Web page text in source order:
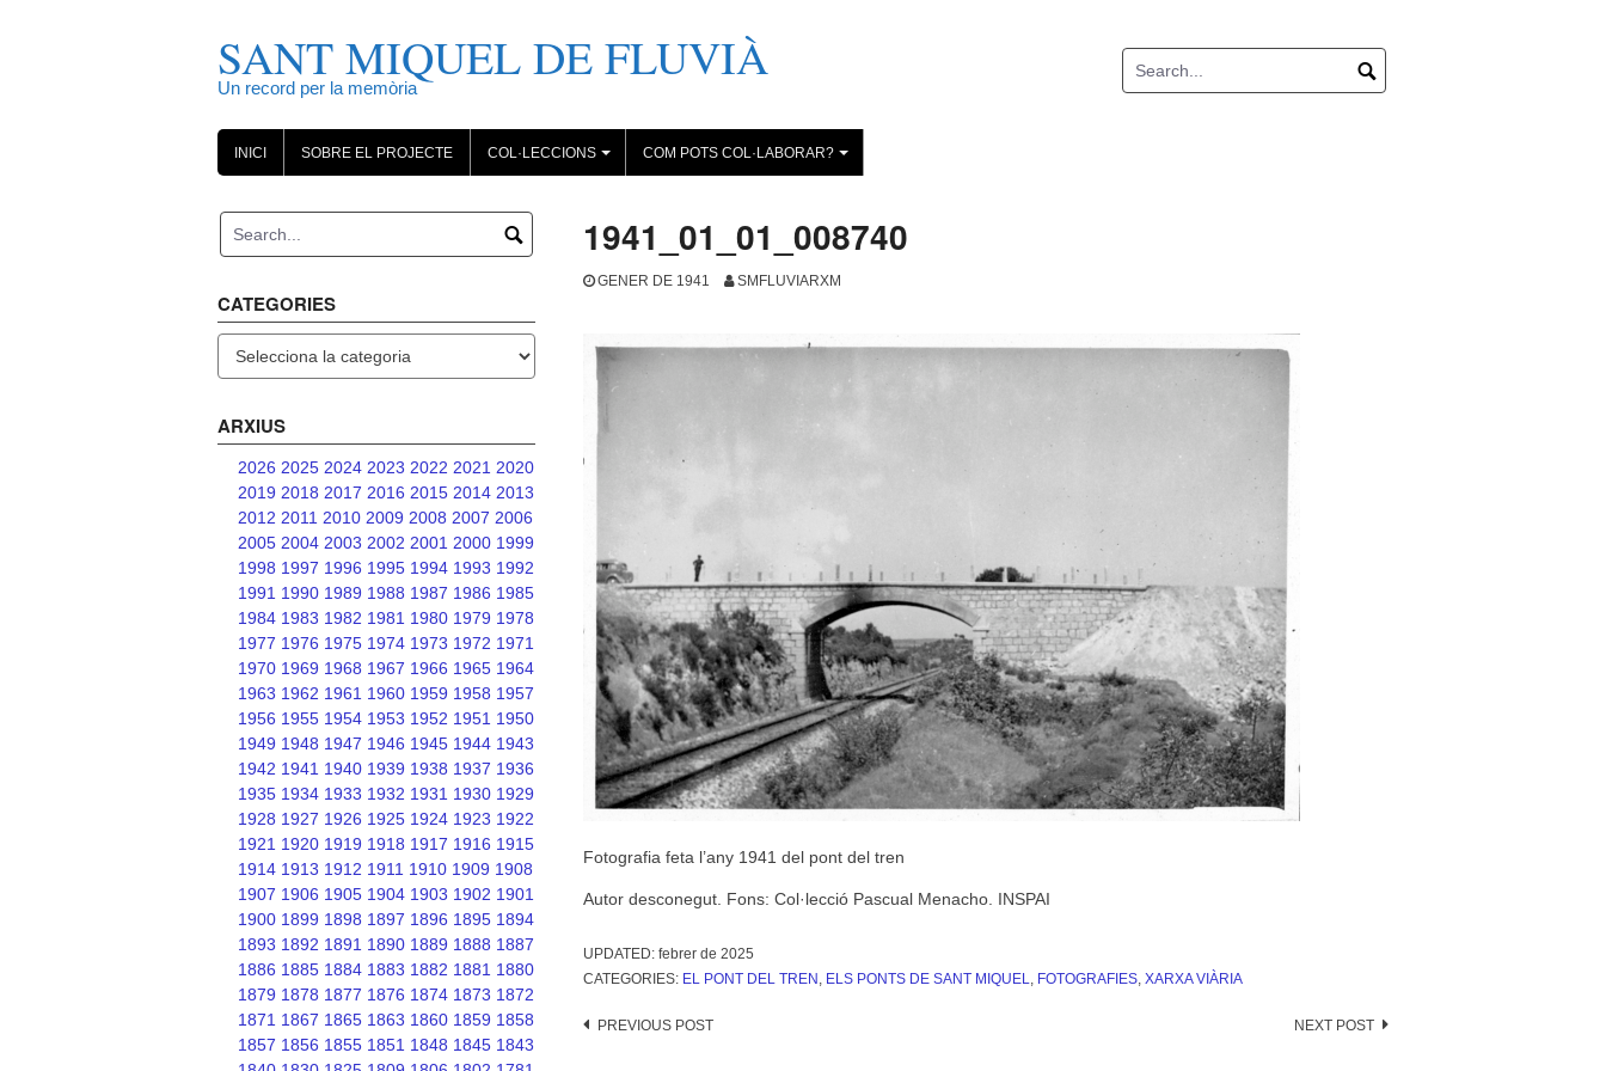
SANT MIQUEL DE FLUVIÀ
Un record per la memòria
INICI SOBRE EL PROJECTE
+
COL·LECCIONS
+
COM POTS COL·LABORAR?
1941_01_01_008740
GENER DE 1941 SMFLUVIARXM
Fotografia feta l’any 1941 del pont del tren
Autor desconegut. Fons: Col·lecció Pascual Menacho. INSPAI
UPDATED: febrer de 2025
CATEGORIES: EL PONT DEL TREN , ELS PONTS DE SANT MIQUEL, FOTOGRAFIES, XARXA VIÀRIA
Post
PREVIOUS POST NEXT POST
CATEGORIES
ARXIUS
2026 2025 2024 2023 2022 2021 2020
2019 2018 2017 2016 2015 2014 2013
2012 2011 2010 2009 2008 2007 2006
2005 2004 2003 2002 2001 2000 1999
1998 1997 1996 1995 1994 1993 1992
1991 1990 1989 1988 1987 1986 1985
1984 1983 1982 1981 1980 1979 1978
1977 1976 1975 1974 1973 1972 1971
1970 1969 1968 1967 1966 1965 1964
1963 1962 1961 1960 1959 1958 1957
1956 1955 1954 1953 1952 1951 1950
1949 1948 1947 1946 1945 1944 1943
1942 1941 1940 1939 1938 1937 1936
1935 1934 1933 1932 1931 1930 1929
1928 1927 1926 1925 1924 1923 1922
1921 1920 1919 1918 1917 1916 1915
1914 1913 1912 1911 1910 1909 1908
1907 1906 1905 1904 1903 1902 1901
1900 1899 1898 1897 1896 1895 1894
1893 1892 1891 1890 1889 1888 1887
1886 1885 1884 1883 1882 1881 1880
1879 1878 1877 1876 1874 1873 1872
1871 1867 1865 1863 1860 1859 1858
1857 1856 1855 1851 1848 1845 1843